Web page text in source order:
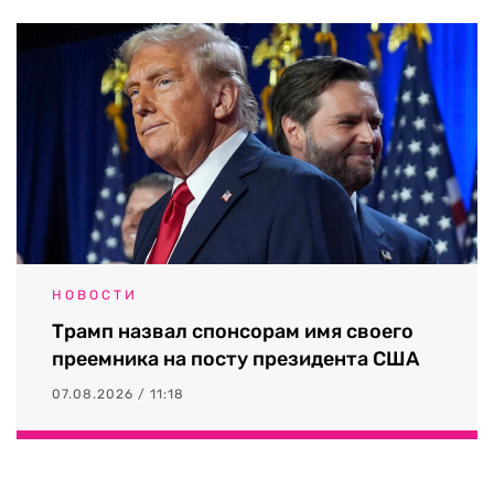
НОВОСТИ
Трамп назвал спонсорам имя своего
преемника на посту президента США
07.08.2026 / 11:18